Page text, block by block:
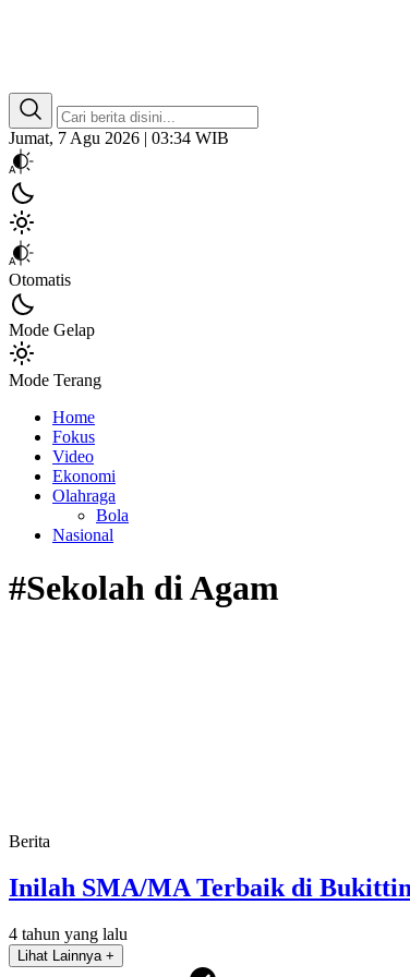
Kata Sumbar
Berita Sumbar Hari Ini
Jumat, 7 Agu 2026 | 03:34 WIB
Otomatis
Mode Gelap
Mode Terang
Home
Fokus
Video
Ekonomi
Olahraga
Bola
Nasional
#Sekolah di Agam
Berita
Inilah SMA/MA Terbaik di
4 tahun yang lalu
Lihat Lainnya +